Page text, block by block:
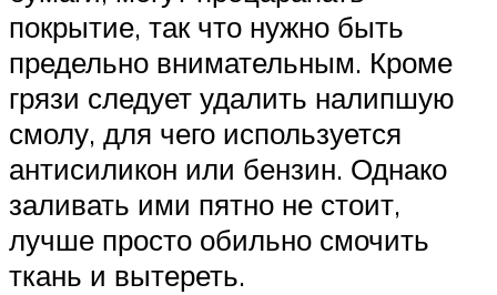
покрытие, так что нужно быть
предельно внимательным. Кроме
грязи следует удалить налипшую
смолу, для чего используется
антисиликон или бензин. Однако
заливать ими пятно не стоит,
лучше просто обильно смочить
ткань и вытереть.